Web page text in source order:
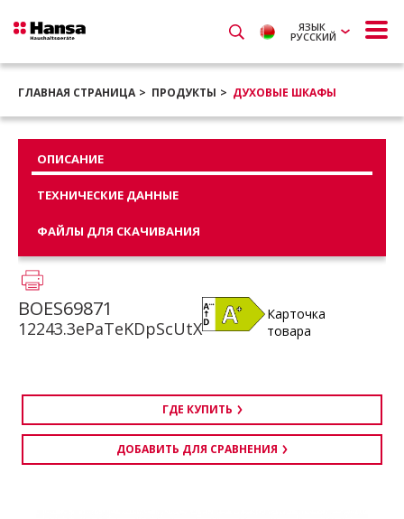
ЯЗЫК
РУССКИЙ
ГЛАВНАЯ СТРАНИЦА ПРОДУКТЫ ДУХОВЫЕ ШКАФЫ
ОПИСАНИЕ
ТЕХНИЧЕСКИЕ ДАННЫЕ
ФАЙЛЫ ДЛЯ СКАЧИВАНИЯ
BOES69871
12243.3ePaTeKDpScUtX
Карточка
товара
ГДЕ КУПИТЬ
ДОБАВИТЬ ДЛЯ СРАВНЕНИЯ